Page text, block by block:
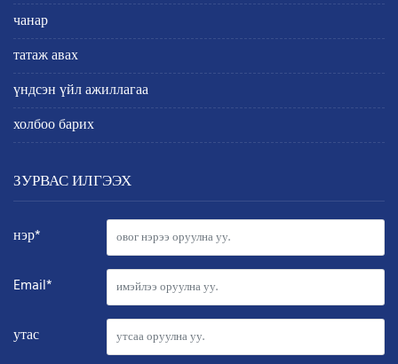
чанар
татаж авах
үндсэн үйл ажиллагаа
холбоо барих
ЗУРВАС ИЛГЭЭХ
нэр*
Email*
утас